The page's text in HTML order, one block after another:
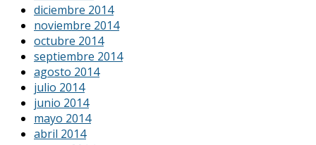
diciembre 2014
noviembre 2014
octubre 2014
septiembre 2014
agosto 2014
julio 2014
junio 2014
mayo 2014
abril 2014